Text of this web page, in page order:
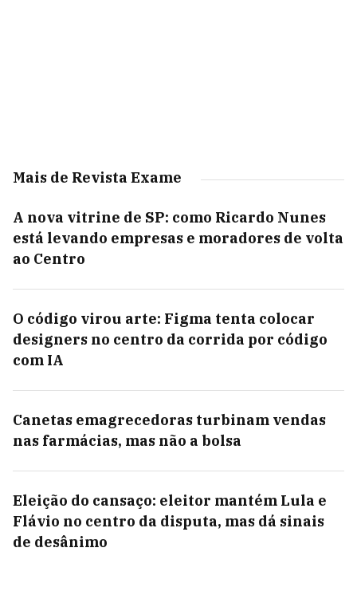
Mais de Revista Exame
A nova vitrine de SP: como Ricardo Nunes
está levando empresas e moradores de volta
ao Centro
O código virou arte: Figma tenta colocar
designers no centro da corrida por código
com IA
Canetas emagrecedoras turbinam vendas
nas farmácias, mas não a bolsa
Eleição do cansaço: eleitor mantém Lula e
Flávio no centro da disputa, mas dá sinais
de desânimo